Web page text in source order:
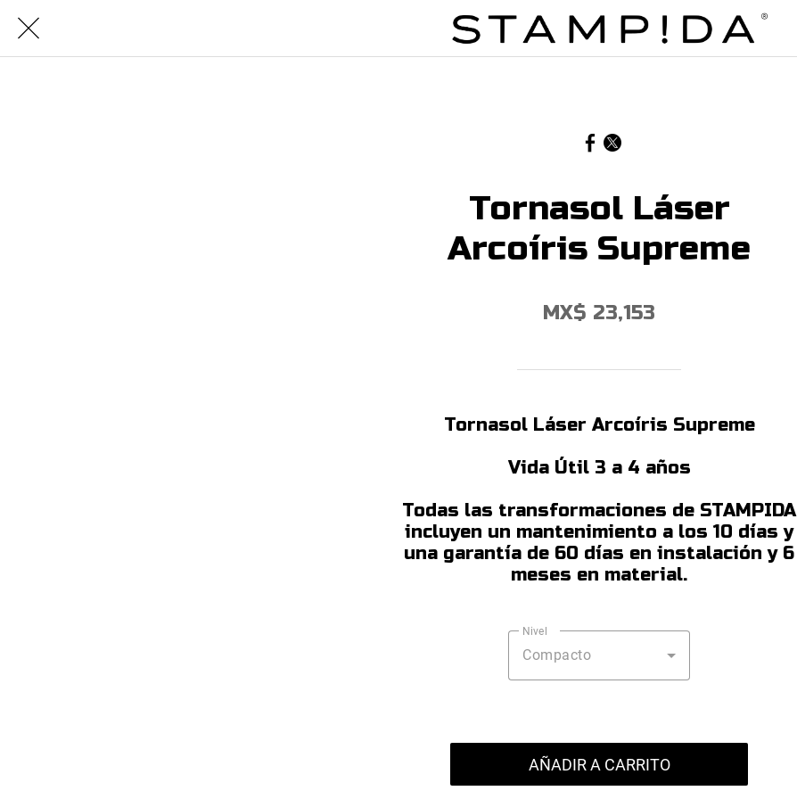
Tornasol Láser
Arcoíris Supreme
MX$ 23,153
Tornasol Láser Arcoíris Supreme
Vida Útil 3 a 4 años
Todas las transformaciones de STAMPIDA
incluyen un mantenimiento a los 10 días y
una garantía de 60 días en instalación y 6
meses en material.
Nivel
Compacto
AÑADIR A CARRITO